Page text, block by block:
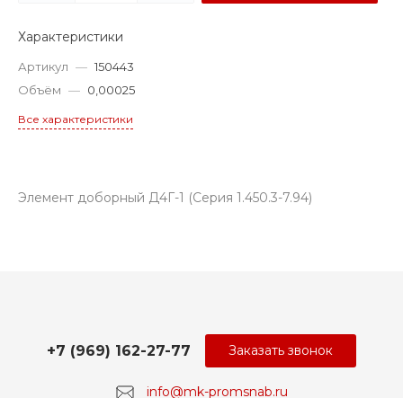
Характеристики
Артикул — 150443
Объём — 0,00025
Все характеристики
Элемент доборный Д4Г-1 (Серия 1.450.3-7.94)
info@mk-promsnab.ru
+7 (969) 162-27-77 Заказать звонок